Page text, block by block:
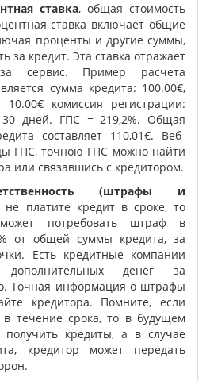
ставка, общая стоимость
ставка включает общие
проценты и другие суммы,
за кредит. Эта ставка отражает
сервис. Пример расчета
сумма кредита: 100.00€,
10.00€ комиссия регистрации:
30 дней. ГПС = 219,2%. Общая
составляет 110,01€. Веб-
ГПС, точною ГПС можно найти
или связавшись с кредитором.
(штрафы и
платите кредит в сроке, то
потребовать штраф в
от общей суммы кредита, за
Есть кредитные компании
денег за
Точная информация о штрафы
кредитора. Помните, если
течение срока, то в будущем
кредиты, а в случае
кредитор может передать